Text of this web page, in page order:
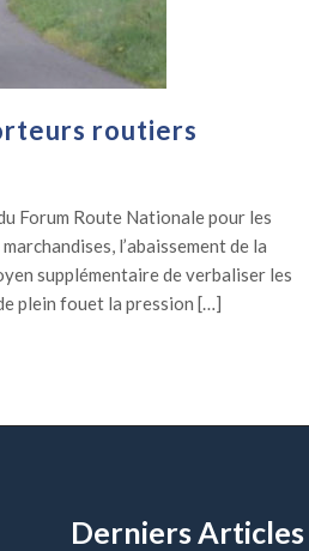
routiers
Forum Route Nationale pour les
l’abaissement de la
supplémentaire de verbaliser les
plein fouet la pression […]
Derniers Articles